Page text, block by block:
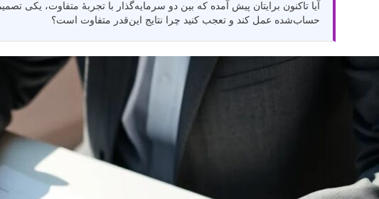
آیا تاکنون برایتان پیش آمده که بین دو سرمایه‌گذار با تجربهٔ متفاوت، یکی
حساب‌شده عمل کند و تعجب کنید چرا نتایج این‌قدر متفاوت است؟